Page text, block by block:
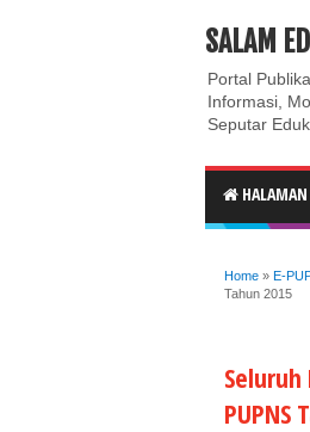
ABOUT
SALAM
Portal
Informasi,
Seputar
Home » E-
Tahun 2015
PUPNS